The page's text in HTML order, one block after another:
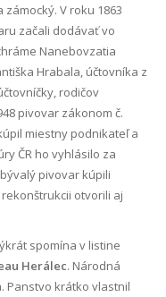
V roku 1863
začali dodávať vo
Nanebovzatia
Hrabala, účtovníka z
rodičov
pivovar zákonom č.
miestny podnikateľ a
ČR ho vyhlásilo za
pivovar kúpili
otvorili aj
spomína v listine
Herálec. Národná
Panstvo krátko vlastnil